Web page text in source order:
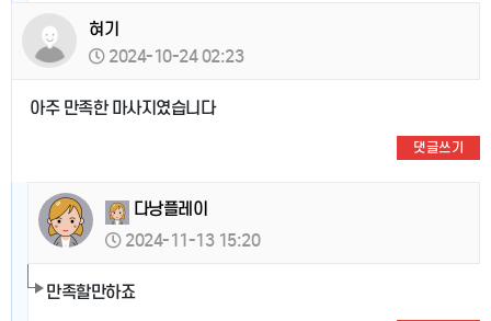
혀기
2024-10-24 02:23
아주 만족한 마사지였습니다
댓글쓰기
다낭플레이
2024-11-13 15:20
만족할만하죠